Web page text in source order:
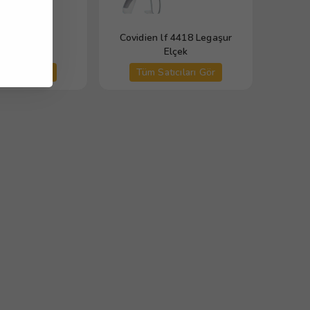
Covidien lf 4418 Legaşur
Elçek
Tüm Satıcıları Gör